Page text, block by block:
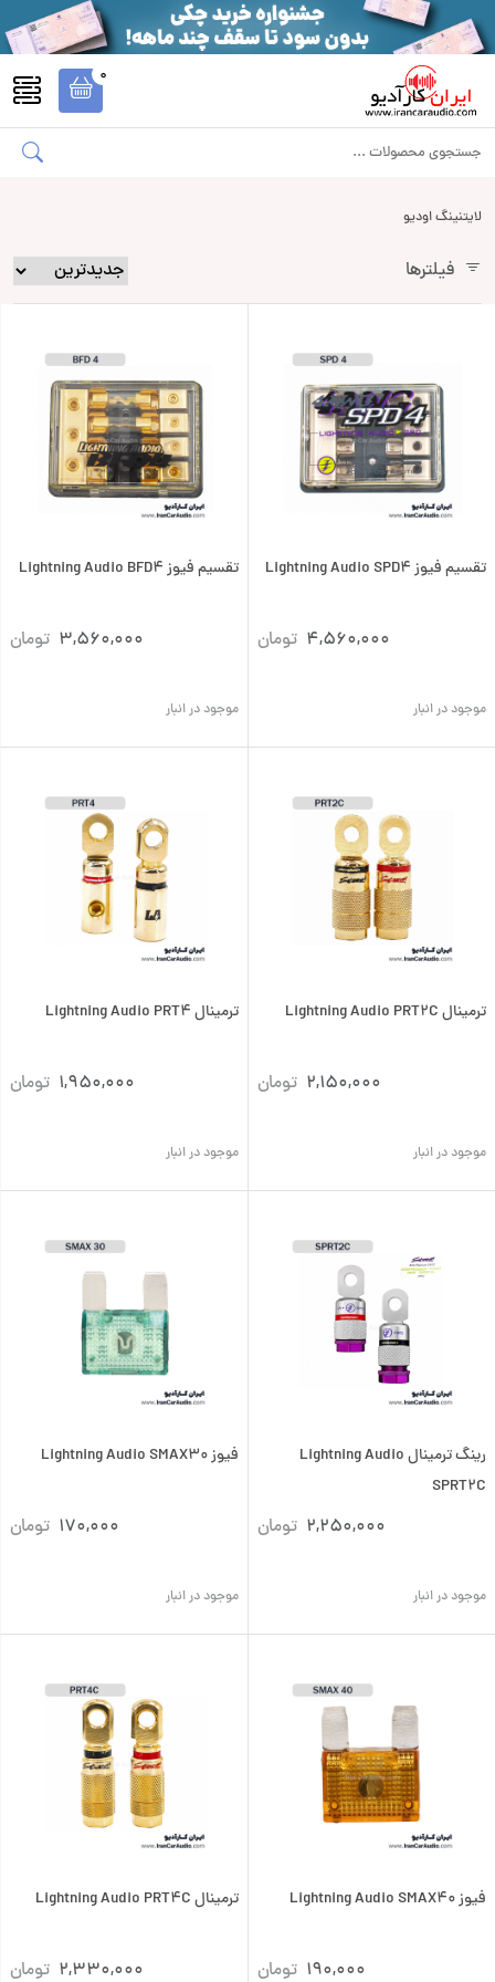
0
لایتنینگ اودیو
فیلترها
تقسیم فیوز Lightning Audio SPD4
4,560,000 تومان
موجود در انبار
تقسیم فیوز Lightning Audio BFD4
3,560,000 تومان
موجود در انبار
ترمینال Lightning Audio PRT2C
2,150,000 تومان
موجود در انبار
ترمینال Lightning Audio PRT4
1,950,000 تومان
موجود در انبار
رینگ ترمینال Lightning Audio
SPRT2C
2,250,000 تومان
موجود در انبار
فیوز Lightning Audio SMAX30
170,000 تومان
موجود در انبار
فیوز Lightning Audio SMAX40
190,000 تومان
ترمینال Lightning Audio PRT4C
2,330,000 تومان